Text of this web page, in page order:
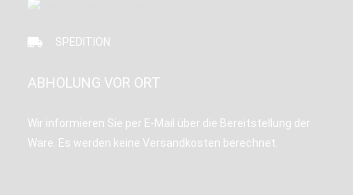
SPEDITION
ABHOLUNG VOR ORT
Wir informieren Sie per E-Mail über die Bereitstellung der
Ware. Es werden keine Versandkosten berechnet.